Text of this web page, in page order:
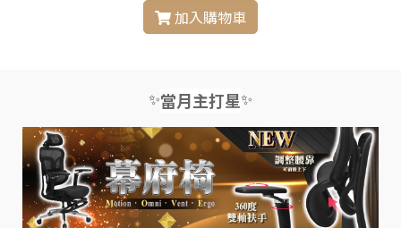
加入購物車
✨當月主打星✨